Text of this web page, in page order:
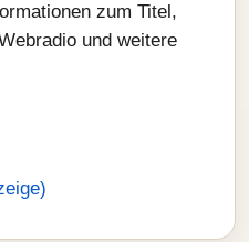
zum Titel,
und weitere